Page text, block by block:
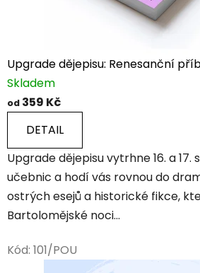
p
t
d
ě
j
i
n
Upgrade dějepisu: Renesanční
Skladem
od 359 Kč
DETAIL
Upgrade dějepisu vytrhne 16. a
učebnic a hodí vás rovnou do
ostrých esejů a historické fikce,
Bartolomějské noci...
Kód: 101/POU